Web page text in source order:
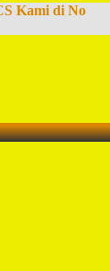
Kami di No